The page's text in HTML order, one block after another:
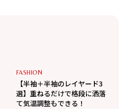
FASHION
【半袖＋半袖のレイヤード3
選】重ねるだけで格段に洒落
て気温調整もできる！